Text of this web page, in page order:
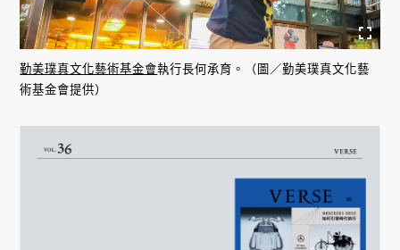
勤美璞真文化藝術基金會執行長何承育。（圖／勤美璞真文化藝
術基金會提供）